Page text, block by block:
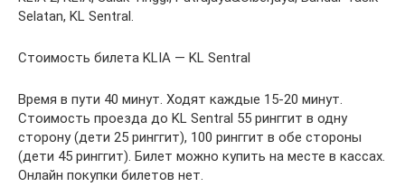
Selatan, KL Sentral.
Стоимость билета KLIA — KL Sentral
Время в пути 40 минут. Ходят каждые 15-20 минут.
Стоимость проезда до KL Sentral 55 ринггит в одну
сторону (дети 25 ринггит), 100 ринггит в обе стороны
(дети 45 ринггит). Билет можно купить на месте в кассах.
Онлайн покупки билетов нет.